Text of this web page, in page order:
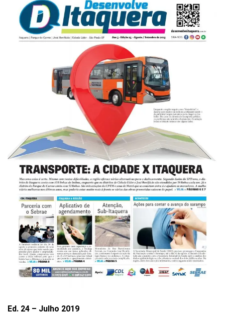
Ed. 24 – Julho 2019